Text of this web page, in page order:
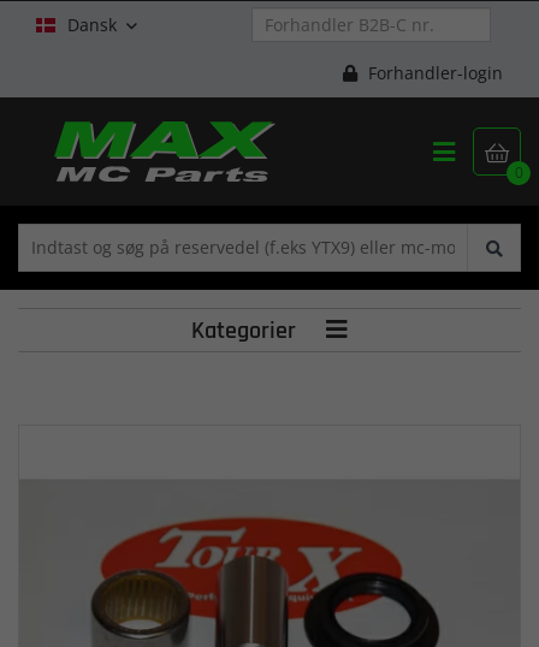
Dansk 
Forhandler-login

0

Kategorier 